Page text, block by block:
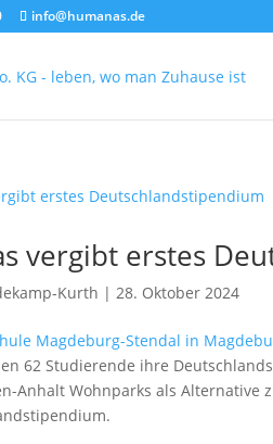
info@humanas.de
vergibt erstes
Kurth |28. Oktober 2024
Magdeburg-Stendal in
62 Studierende ihre
Anhalt Wohnparks als